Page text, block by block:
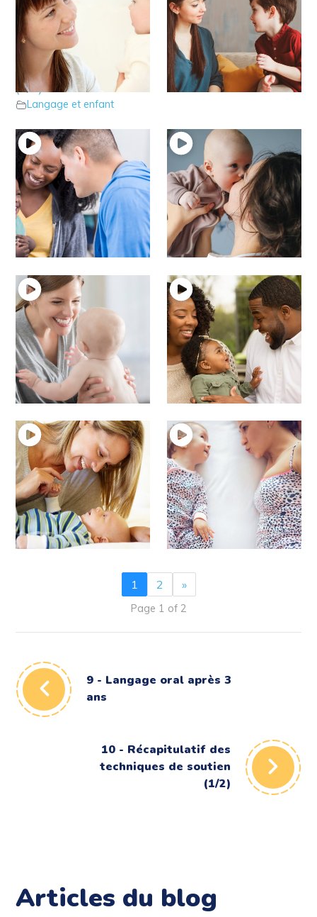
10 – Récapitulatif des
techniques de soutien
(1/2)
Langage et enfant
8 – Langage oral à
partir de 2 ans 1/2
Langage et enfant
7 – Langage oral à
partir de 2 ans
Langage et enfant
6 – Langage oral de
16 à 19 mois
Langage et enfant
5 – Langage oral à
partir de 12 mois
Langage et enfant
4 – Langage oral de 7
à 10 mois
Langage et enfant
3 – Langage oral de 3
à 6 mois
Langage et enfant
2 – Langage oral de 0
à 3 mois
Langage et enfant
1 2 »
Page 1 of 2
9 - Langage oral après 3
ans
10 - Récapitulatif des
techniques de soutien
(1/2)
Articles du blog